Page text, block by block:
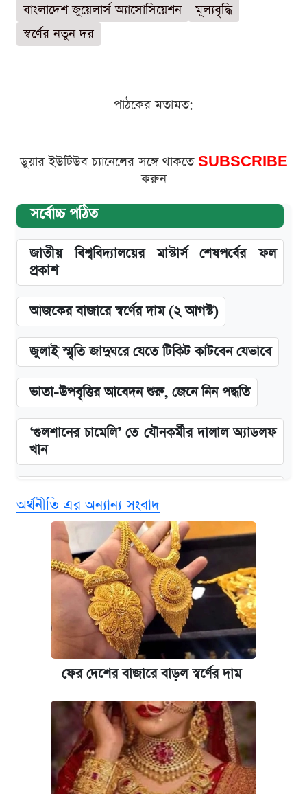
বাংলাদেশ জুয়েলার্স অ্যাসোসিয়েশন
মূল্যবৃদ্ধি
স্বর্ণের নতুন দর
পাঠকের মতামত:
ডুয়ার ইউটিউব চ্যানেলের সঙ্গে থাকতে SUBSCRIBE
করুন
সর্বোচ্চ পঠিত
জাতীয় বিশ্ববিদ্যালয়ের মাস্টার্স শেষপর্বের ফল
প্রকাশ
আজকের বাজারে স্বর্ণের দাম (২ আগস্ট)
জুলাই স্মৃতি জাদুঘরে যেতে টিকিট কাটবেন যেভাবে
ভাতা-উপবৃত্তির আবেদন শুরু, জেনে নিন পদ্ধতি
‘গুলশানের চামেলি’ তে যৌনকর্মীর দালাল অ্যাডলফ
খান
দাম ও ফিচার
কবে শুরু হচ্ছে ঢাবির ভর্তি আবেদন, জানাল কর্তৃপক্ষ
নবম জাতীয় পে-স্কেল নিয়ে সর্বশেষ যা জানা গেল
আজকের বাজারে স্বর্ণ-রুপার দাম (৫ আগস্ট)
কবে হবে মেডিকেল ভর্তি পরীক্ষা, জানা গেল যা
আজকের বাজারে স্বর্ণের দাম (৪ আগস্ট)
পাঁচ দপ্তরে নতুন সচিব নিয়োগ দিল সরকার
অর্থনীতি এর অন্যান্য সংবাদ
ফের দেশের বাজারে বাড়ল স্বর্ণের দাম